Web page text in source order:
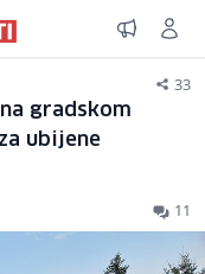
33
gradskom
ubijene
11